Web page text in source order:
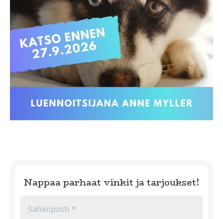
Nappaa parhaat vinkit ja tarjoukset!